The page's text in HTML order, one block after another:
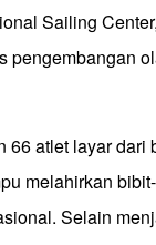
Sailing
pengembangan
66 atlet layar
melahirkan
Selain